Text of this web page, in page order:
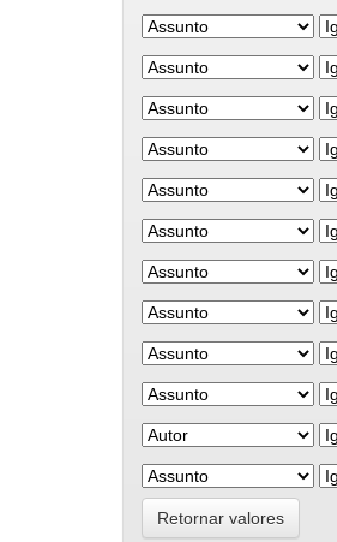
Retornar valores